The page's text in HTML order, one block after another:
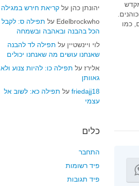
כמו
יהונתן כהן עלקריאת חירש במגילה
Edelbrockwho על תפילה ס: לקבל
הכל בהבנה ובאהבה ובשמחה
לוי ויינשטיין על תפילה לד להבנה
שאנחנו עושים מה שאנחנו יכולים
אלירז על תפילה כו: להיות צנוע ולא
גאוותן
friedajj18 על תפילה כא: לשוב אל
עצמי
כלים
התחבר
פיד רשומות
פיד תגובות